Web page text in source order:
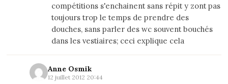
compétitions s'enchainent sans répit y zont pas
toujours trop le temps de prendre des
douches, sans parler des wc souvent bouchés
dans les vestiaires; ceci explique cela
Anne Osmik
12 juillet 2012 20:44